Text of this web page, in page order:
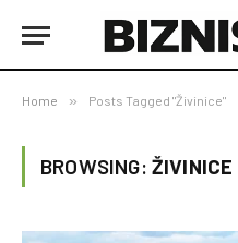
Home » Posts Tagged "Živinice"
BROWSING: ŽIVINICE